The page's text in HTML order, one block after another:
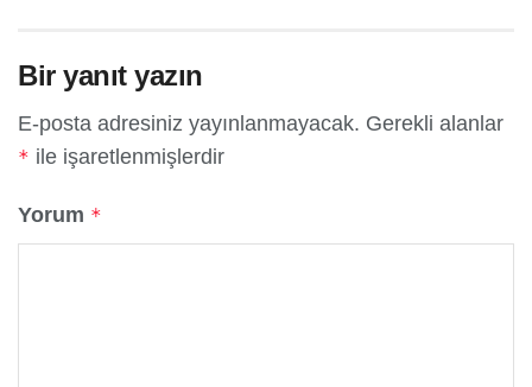
Bir yanıt yazın
E-posta adresiniz yayınlanmayacak. Gerekli alanlar
* ile işaretlenmişlerdir
Yorum *